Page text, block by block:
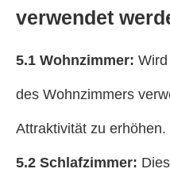
verwendet
5.1 Wohnzimmer:
des Wohnzimmers
Attraktivität zu erhöhen.
5.2 Schlafzimmer: